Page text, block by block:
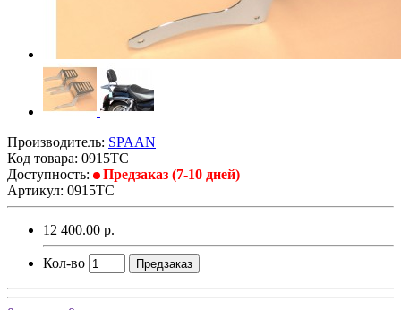
Производитель: SPAAN
Код товара: 0915TC
Доступность:
Предзаказ (7-10 дней)
Артикул: 0915TC
12 400.00 р.
Кол-во Предзаказ